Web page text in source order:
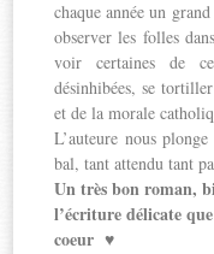
chaque année un
observer les folles
voir certaines de
désinhibées, se
et de la morale
L’auteure nous
bal, tant attendu tant
Un très bon roman,
l’écriture délicate
coeur ♥